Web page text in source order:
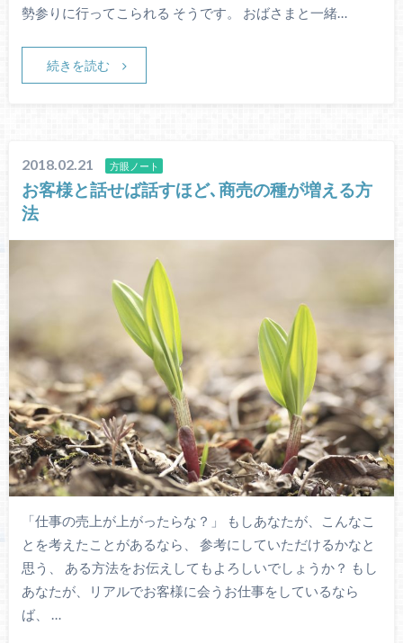
勢参りに行ってこられる そうです。 おばさまと一緒…
続きを読む
2018.02.21 方眼ノート
お客様と話せば話すほど､商売の種が増える方
法
「仕事の売上が上がったらな？」 もしあなたが、こんなこ
とを考えたことがあるなら、 参考にしていただけるかなと
思う、 ある方法をお伝えしてもよろしいでしょうか？ もし
あなたが、リアルでお客様に会うお仕事をしているなら
ば、 …